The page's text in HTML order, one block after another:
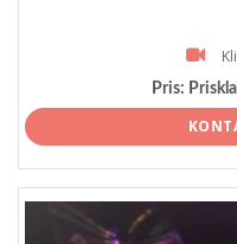
Pris: